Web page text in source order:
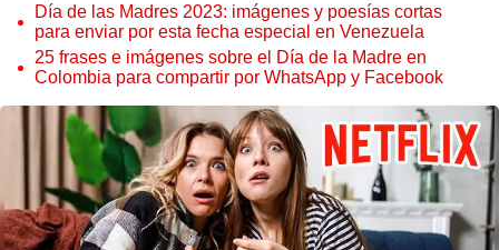
Día de las Madres 2023: imágenes y poesías cortas
para enviar por esta fecha especial en Venezuela
25 frases e imágenes sobre el Día de la Madre en
Colombia para compartir por WhatsApp y Facebook